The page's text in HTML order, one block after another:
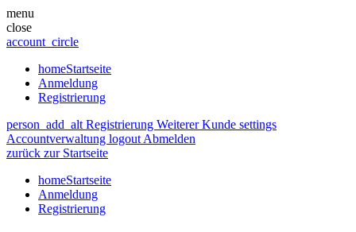
menu
close
account_circle
homeStartseite
Anmeldung
Registrierung
person_add_alt Registrierung Weiterer Kunde settings
Accountverwaltung logout Abmelden
zurück zur Startseite
homeStartseite
Anmeldung
Registrierung